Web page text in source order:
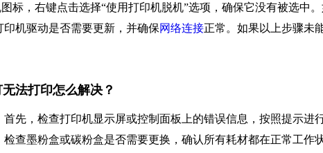
标，右键点击选择“使用打印机脱机”选项，确保它没有被选中
机驱动是否需要更新，并确保网络连接正常。如果以上步骤未
法打印怎么解决？
先，检查打印机显示屏或控制面板上的错误信息，按照提示进
查墨粉盒或碳粉盒是否需要更换，确认所有耗材都在正常工作